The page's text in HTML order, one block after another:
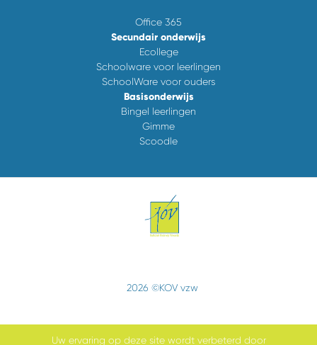
Office 365
Secundair onderwijs
Ecollege
Schoolware voor leerlingen
SchoolWare voor ouders
Basisonderwijs
Bingel leerlingen
Gimme
Scoodle
2026 ©KOV vzw
Uw ervaring op deze site wordt verbeterd door